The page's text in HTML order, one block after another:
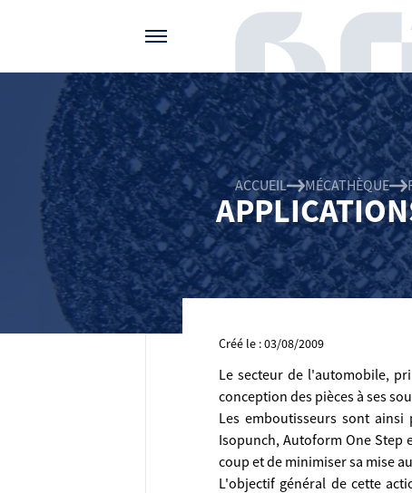
ACCUEIL MÉCATHÈQUE
Créé le : 03/08/2009
Le secteur de l'automobile,
conception des pièces à ses
Les emboutisseurs sont
Isopunch, Autoform One Step
coup et de minimiser sa mise
L'objectif général de cette